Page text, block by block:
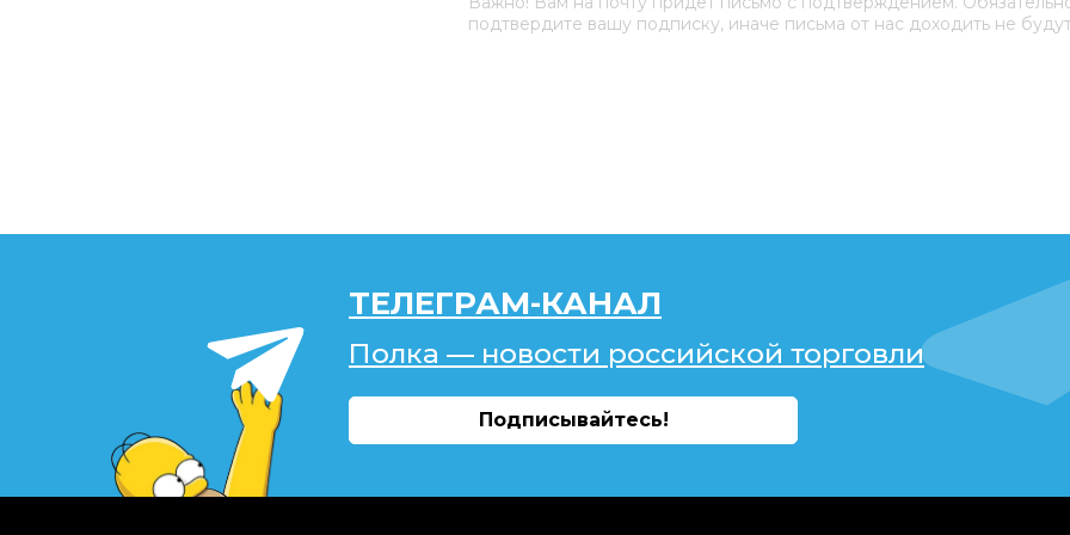
подтвердите вашу подписку, иначе письма от нас доходить не
ТЕЛЕГРАМ-КАНАЛ
Полка — новости российской торговли
Подписывайтесь!